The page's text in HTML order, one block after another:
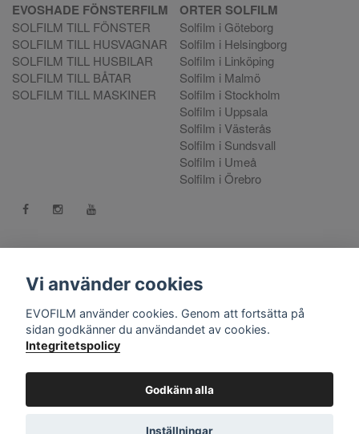
EVOSHADE FÖNSTERFILM
SOLFILM TILL FÖNSTER
SOLFILM TILL HUSVAGNAR
SOLFILM TILL HUSBILAR
SOLFILM TILL BÅTAR
SOLFILM TILL MASKINER
ORTER SOLFILM
Solfilm i Göteborg
Solfilm i Helsingborg
Solfilm i Linköping
Solfilm i Malmö
Solfilm i Stockholm
Solfilm i Uppsala
Solfilm i Västerås
Solfilm i Sundsvall
Solfilm i Umeå
Solfilm i Örebro
Kontakt:mejla oss. Vill du göra en reklamation använd vår
28 Helsingborg.
© Copyright 2026 EVOFILM Sverige. EVOFILM® EVOGEL®
and EVOBRITE® are registered trademarks. All violations of our
intellectual property rights are prosecuted. All other brands,
logos and trademarks belong to their respective owners. All
Vi använder cookies
EVOFILM använder cookies. Genom att fortsätta på
sidan godkänner du användandet av cookies.
Integritetspolicy
Godkänn alla
Inställningar